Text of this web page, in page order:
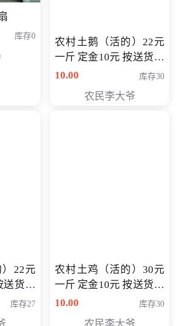
库存0
农村土鹅（活的）22元
一斤 定金10元 按送货交
付时秤重计算货款 定金
10.00 库存30
农民李大爷
22元
定金
库存27
农村土鸡（活的）30元
一斤 定金10元 按送货交
付时秤重计算货款 定金
10.00 库存30